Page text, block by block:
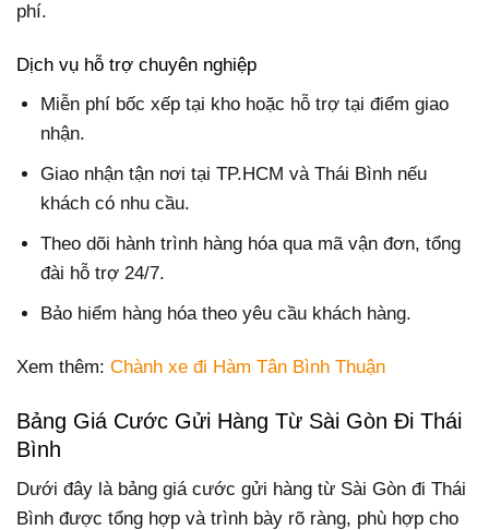
phí.
Dịch vụ hỗ trợ chuyên nghiệp
Miễn phí bốc xếp tại kho hoặc hỗ trợ tại điểm giao
nhận.
Giao nhận tận nơi tại TP.HCM và Thái Bình nếu
khách có nhu cầu.
Theo dõi hành trình hàng hóa qua mã vận đơn, tổng
đài hỗ trợ 24/7.
Bảo hiểm hàng hóa theo yêu cầu khách hàng.
Xem thêm: Chành xe đi Hàm Tân Bình Thuận
Bảng Giá Cước Gửi Hàng Từ Sài Gòn Đi Thái
Bình
Dưới đây là bảng giá cước gửi hàng từ Sài Gòn đi Thái
Bình được tổng hợp và trình bày rõ ràng, phù hợp cho